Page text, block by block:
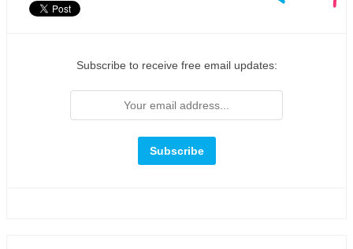
Subscribe to receive free email updates: